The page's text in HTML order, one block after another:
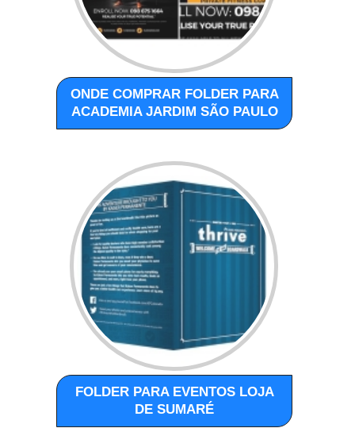
ONDE COMPRAR FOLDER PARA
ACADEMIA JARDIM SÃO PAULO
FOLDER PARA EVENTOS LOJA
DE SUMARÉ